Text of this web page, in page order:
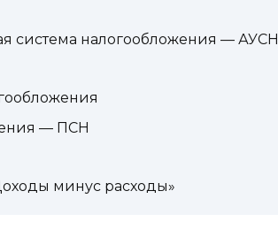
система налогообложения — АУСН
— ПСН
минус расходы»